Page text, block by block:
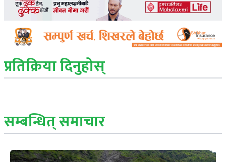
प्रतिक्रिया दिनुहोस्
सम्बन्धित् समाचार